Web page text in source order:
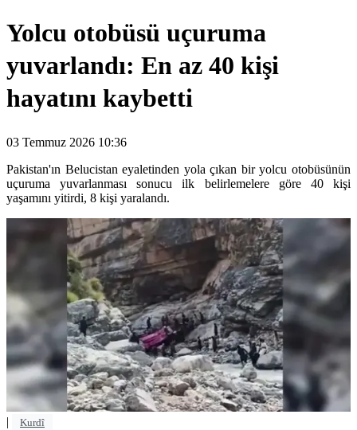
Yolcu otobüsü uçuruma
yuvarlandı: En az 40 kişi
hayatını kaybetti
03 Temmuz 2026 10:36
Pakistan'ın Belucistan eyaletinden yola çıkan bir yolcu otobüsünün
uçuruma yuvarlanması sonucu ilk belirlemelere göre 40 kişi
yaşamını yitirdi, 8 kişi yaralandı.
| Kurdî